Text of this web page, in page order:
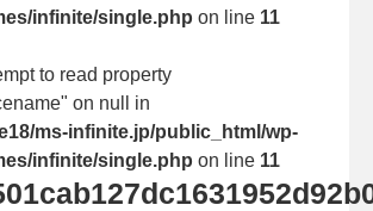
infinite/single.php on line 11
to read property
on null in
ms-infinite.jp/public_html/wp-
infinite/single.php on line 11